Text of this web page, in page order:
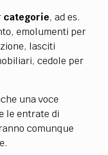
categorie, ad es.
emolumenti per
lasciti
cedole per
una voce
le entrate di
comunque